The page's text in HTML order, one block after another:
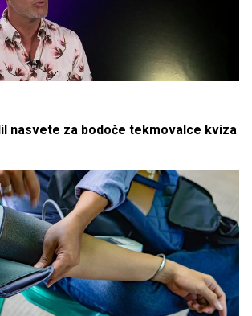
nasvete za bodoče tekmovalce kviza